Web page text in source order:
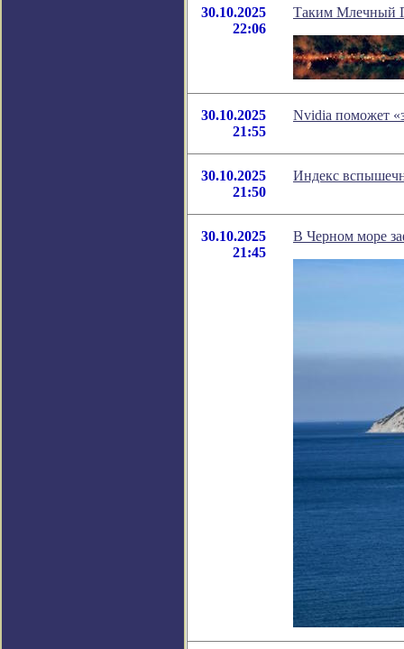
30.10.2025
22:06
Таким Млечный
30.10.2025
21:55
Nvidia поможет
30.10.2025
21:50
Индекс
30.10.2025
21:45
В Черном море